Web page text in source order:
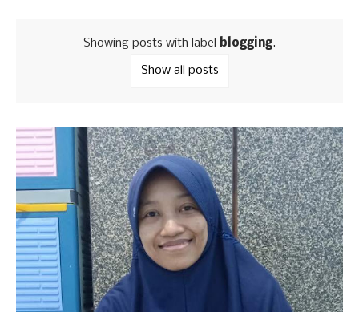
Showing posts with label blogging.
Show all posts